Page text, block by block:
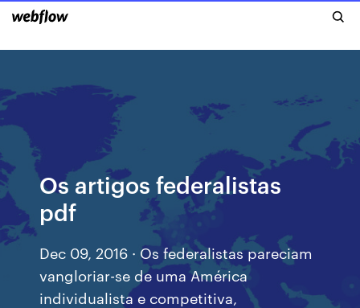
Os artigos federalistas
pdf
Dec 09, 2016 · Os federalistas pareciam
vangloriar-se de uma América
individualista e competitiva,